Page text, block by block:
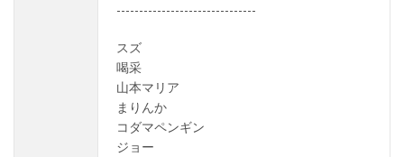
-------------------------------
スズ
喝采
山本マリア
まりんか
コダマペンギン
ジョー